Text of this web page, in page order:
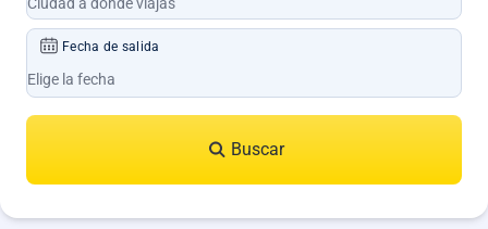
Fecha de salida
Buscar